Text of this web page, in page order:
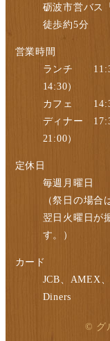
砺波市営バス
徒歩約5分
営業時間
ランチ
14:30）
カフェ
ディナー
21:00）
定休日
毎週月曜日
（祭日の場合
翌日火曜日が
す。）
カード
JCB、AMEX
Diners
© グ